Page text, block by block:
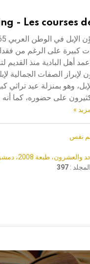
العربية تطلق موسوعات جديدة
- Les courses
كبيرة على الرغم من
أهل البادية منذ القديم
لإبراز الصفات الجمالية
وهو بمنزلة عيد تراثي
على حضوره، كما أنه
»
نفس
طبعة 2008، دمشق
:
397